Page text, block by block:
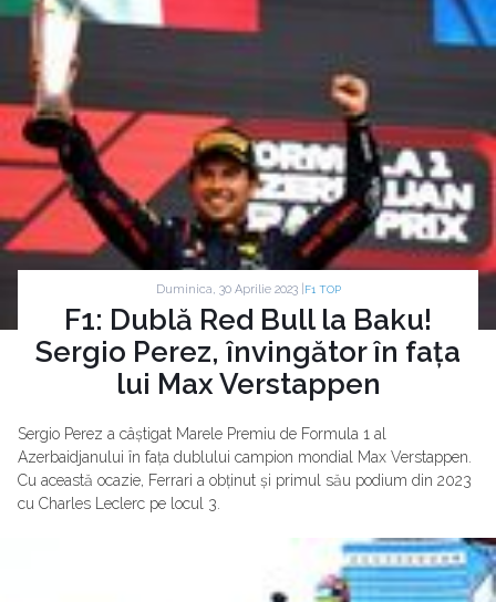
Duminica, 30 Aprilie 2023 | F1 TOP
F1: Dublă Red Bull la Baku!
Sergio Perez, învingător în fața
lui Max Verstappen
Sergio Perez a câștigat Marele Premiu de Formula 1 al
Azerbaidjanului în fața dublului campion mondial Max Verstappen.
Cu această ocazie, Ferrari a obținut și primul său podium din 2023
cu Charles Leclerc pe locul 3.